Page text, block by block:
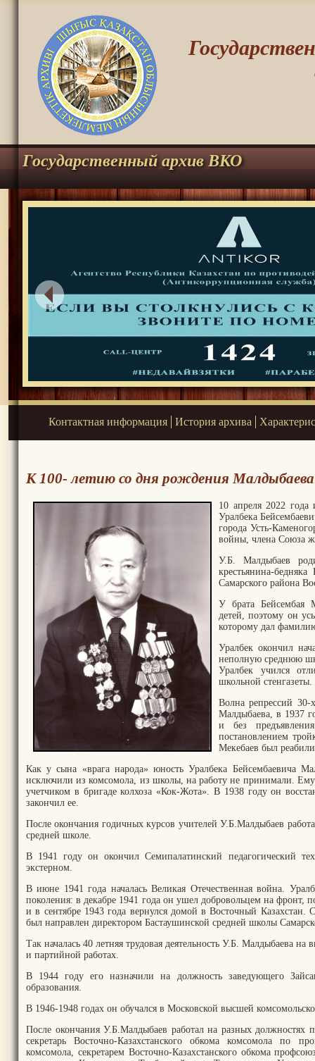
Государственный архив ВКО
Контактная информация История архива
К 100- летию со дня рождения
10 апреля 2022 года
Уралбека
города Усть-
войны, члена Союза
У.Б. Малдыбаев
крестьянина-
Самарского района
У брата Бейсембая
детей, поэтому он
которому дал
Уралбек окончил
неполную среднюю
Уралбек учился
школьной стенгазеты.
Волна репрессий
Малдыбаева, в 1937
и без
постановлением
Мекебаев был
Как у сына «врага народа» юность Уралбека Бейсембаевича
исключили из комсомола, из школы, на работу не принимали. Ему
учетчиком в бригаде колхоза «Кок-Жота». В 1938 году он
закончил ее.
После окончания годичных курсов учителей У.Б.Малдыбаев
средней школе.
В 1941 году он окончил Семипалатинский педагогический
экстерном.
В июне 1941 года началась Великая Отечественная война.
поколения: в декабре 1941 года он ушел добровольцем на фронт,
и в сентябре 1943 года вернулся домой в Восточный
был направлен директором Бастаушинской средней школы
Так началась 40 летняя трудовая деятельность У.Б. Малдыбаева
и партийной работах.
В 1944 году его назначили на должность заведующего
образования.
В 1946-1948 годах он обучался в Московской высшей
После окончания У.Б.Малдыбаев работал на разных должностях
секретарь Восточно-Казахстанского обкома комсомола по
комсомола, секретарем Восточно-Казахстанского обкома